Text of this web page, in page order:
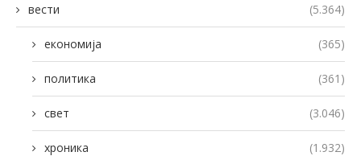
вести (5.364)
економија (365)
политика (361)
свет (3.046)
хроника (1.932)